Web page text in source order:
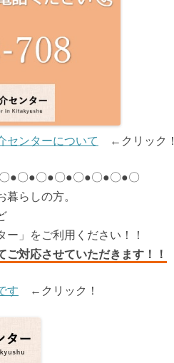
センターについて ←クリック！
●〇●〇●〇●〇●〇●〇●〇
らしの方。
」をご利用ください！！
対応させていただきます！！
す ←クリック！